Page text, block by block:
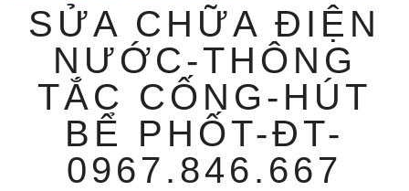
SỬA CHỮA ĐIỆN
NƯỚC-THÔNG
TẮC CỐNG-HÚT
BỂ PHỐT-ĐT-
0967.846.667